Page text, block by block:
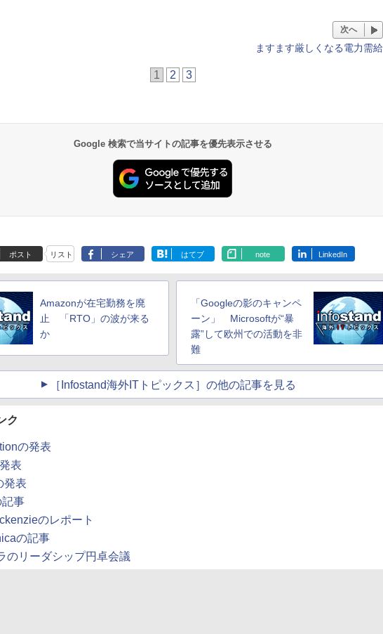
次へ
ますます厳しくなる電力需給
1 2 3
Google 検索で当サイトの記事を優先表示させる
ポスト リスト シェア はてブ note LinkedIn
Amazonが在宅勤務を廃
止 「RTO」の波が来る
か
「Googleの影のキャンペ
ーン」 Microsoftが“暴
露”して欧州での活動を非
難
［Infostand海外ITトピックス］の他の記事を見る
ク
の発表
表
発表
記事
のレポート
の記事
のリーダシップ円卓会議